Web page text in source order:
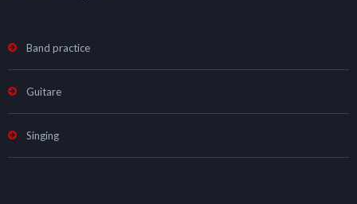
Band practice
Guitare
Singing